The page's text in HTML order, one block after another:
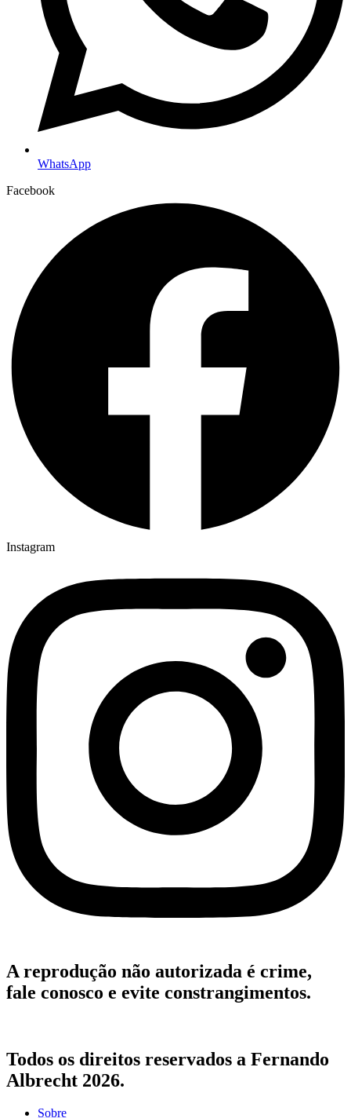
WhatsApp
Facebook
Instagram
A reprodução não autorizada é crime,
fale conosco e evite constrangimentos.
Todos os direitos reservados a Fernando
Albrecht 2026.
Sobre